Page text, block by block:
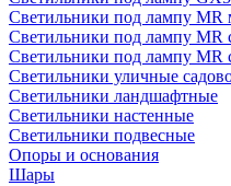
Светильники под лампу MR
Светильники под лампу MR
Светильники под лампу MR
Светильники уличные
Светильники ландшафтные
Светильники настенные
Светильники подвесные
Опоры и основания
Шары